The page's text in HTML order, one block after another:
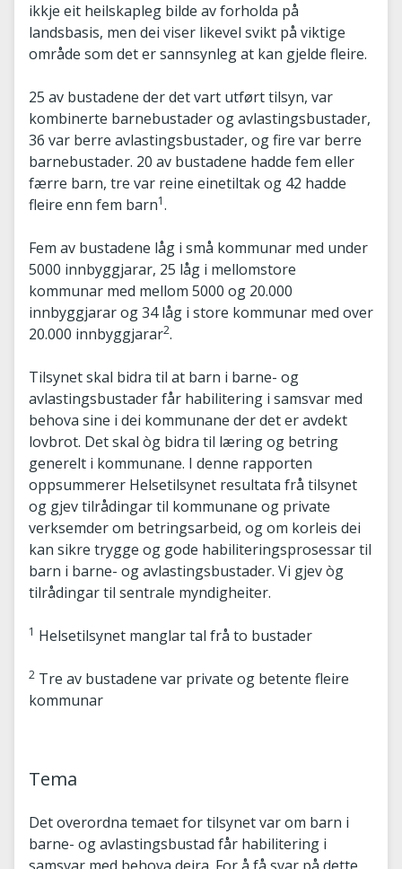
ikkje eit heilskapleg bilde av forholda på
landsbasis, men dei viser likevel svikt på viktige
område som det er sannsynleg at kan gjelde fleire.
25 av bustadene der det vart utført tilsyn, var
kombinerte barnebustader og avlastingsbustader,
36 var berre avlastingsbustader, og fire var berre
barnebustader. 20 av bustadene hadde fem eller
færre barn, tre var reine einetiltak og 42 hadde
fleire enn fem barn1.
Fem av bustadene låg i små kommunar med under
5000 innbyggjarar, 25 låg i mellomstore
kommunar med mellom 5000 og 20.000
innbyggjarar og 34 låg i store kommunar med over
20.000 innbyggjarar2.
Tilsynet skal bidra til at barn i barne- og
avlastingsbustader får habilitering i samsvar med
behova sine i dei kommunane der det er avdekt
lovbrot. Det skal òg bidra til læring og betring
generelt i kommunane. I denne rapporten
oppsummerer Helsetilsynet resultata frå tilsynet
og gjev tilrådingar til kommunane og private
verksemder om betringsarbeid, og om korleis dei
kan sikre trygge og gode habiliteringsprosessar til
barn i barne- og avlastingsbustader. Vi gjev òg
tilrådingar til sentrale myndigheiter.
1 Helsetilsynet manglar tal frå to bustader
2 Tre av bustadene var private og betente fleire
kommunar
Tema
Det overordna temaet for tilsynet var om barn i
barne- og avlastingsbustad får habilitering i